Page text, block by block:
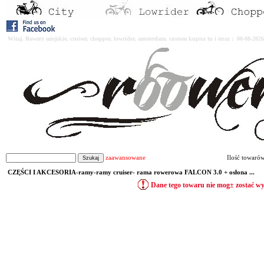
Witaj. Rowery miejskie, cruiser, chopper, lowrider, amsterdam, custom kupisz tu i teraz : 08-08-
zaawansowane Ilość
CZĘŚCI I AKCESORIA-ramy-ramy cruiser- rama rowerowa FALCON 3.0 + osłona ...
Dane tego towaru nie mog± zostać